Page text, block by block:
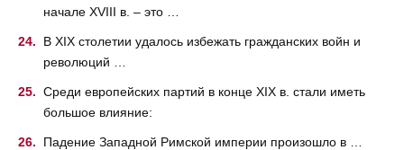
начале XVIII в. – это …
В XIX столетии удалось избежать гражданских войн и
революций …
Среди европейских партий в конце XIX в. стали иметь
большое влияние:
Падение Западной Римской империи произошло в …